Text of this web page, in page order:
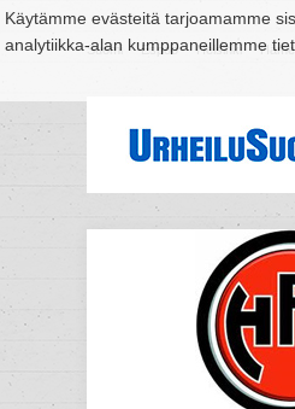
Käytämme evästeitä tarjoamamme
analytiikka-alan kumppaneillemme
Suomi Espoo Helsinki